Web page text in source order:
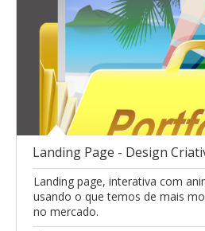
Landing page, interativa com
usando o que temos de mais
no mercado.